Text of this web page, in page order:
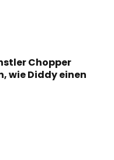
Chopper
wie Diddy einen